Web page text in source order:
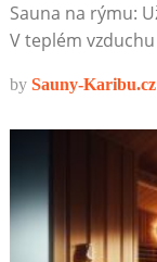
Sauna na rýmu:
V teplém
by Sauny-Karibu.cz